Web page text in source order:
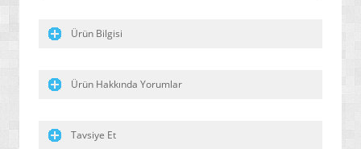
» GAZ ALARM SİSTEMLERİ
» YENİ NESİL DİKİŞ MAKİNELERİ
Ürün Bilgisi
Ürün Hakkında Yorumlar
Tavsiye Et